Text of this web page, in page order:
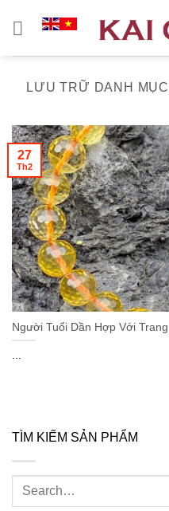
LƯU TRỮ DANH
Người Tuổi Dần Hợp Với
27
Th2
TÌM KIẾM SẢN PHẨM
Search